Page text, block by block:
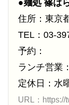
●麺処 篠は
住所：東京
TEL：03-
予約：
ランチ営業
定休日：水
URL：https://